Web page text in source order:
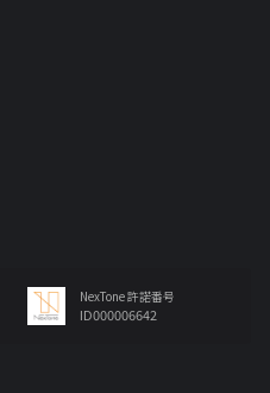
NexTone 許諾番号
ID000006642